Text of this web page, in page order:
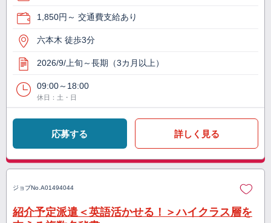
1,850円～ 交通費支給あり
六本木 徒歩3分
2026/9/上旬～長期（3カ月以上）
09:00～18:00
休日：土・日
応募する 詳しく見る
ジョブNo. A01494044
紹介予定派遣＜英語活かせる！＞ハイクラス層を